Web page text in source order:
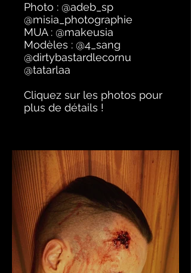
Photo : @adeb_sp
@misia_photographie
MUA : @makeusia
Modèles : @4_sang
@dirtybastardlecornu
@tatarlaa
Cliquez sur les photos pour
plus de détails !